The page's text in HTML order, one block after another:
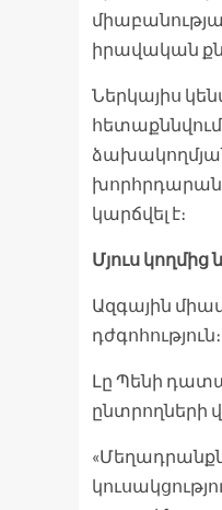
իրավական
Ներկայիս
կարճվել է։
Մյուս կողմից
Ազգային
դժգոհություն։
Լը Պենի
ընտրողների